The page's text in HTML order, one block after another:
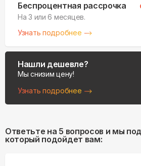
Беспроцентная рассрочка
На 3 или 6 месяцев.
Узнать подробнее
Нашли дешевле?
Мы снизим цену!
Узнать подробнее
Ответьте на 5 вопросов и мы
который подойдет вам: